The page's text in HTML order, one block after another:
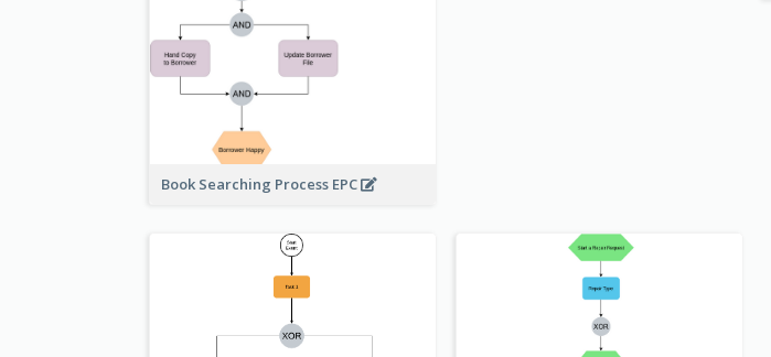
Book Searching Process EPC